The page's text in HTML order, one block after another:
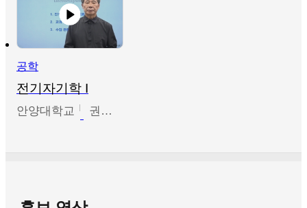
공학
전기자기학 I
안양대학교 권원현